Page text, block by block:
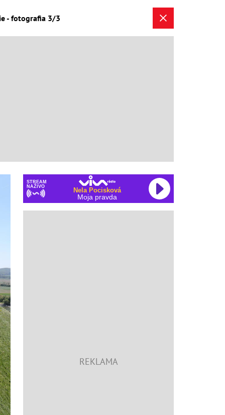
- fotografia 3/3
STREAM
NAŽIVO
Nela Pocisková
Moja pravda